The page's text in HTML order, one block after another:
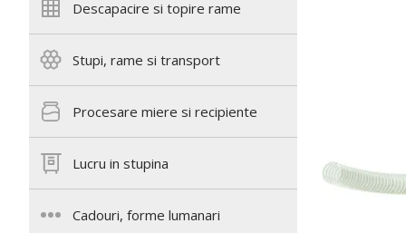
Descapacire si topire rame
Stupi, rame si transport
Procesare miere si recipiente
Lucru in stupina
Cadouri, forme lumanari